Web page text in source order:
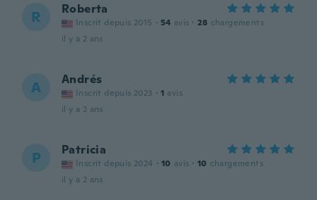
R Roberta
Inscrit depuis 2015 · 54 avis · 28 chargements
il y a 2 ans
A Andrés
Inscrit depuis 2023 · 1 avis
il y a 2 ans
P Patricia
Inscrit depuis 2024 · 10 avis · 10 chargements
il y a 2 ans